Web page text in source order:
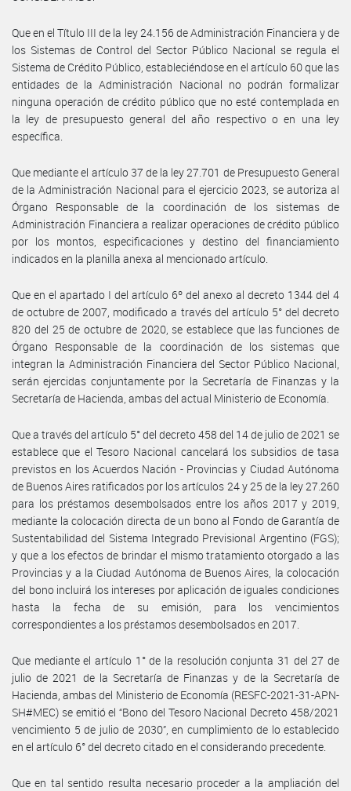
Que en el Título III de la ley 24.156 de Administración Financiera y de
los Sistemas de Control del Sector Público Nacional se regula el
Sistema de Crédito Público, estableciéndose en el artículo 60 que las
entidades de la Administración Nacional no podrán formalizar
ninguna operación de crédito público que no esté contemplada en
la ley de presupuesto general del año respectivo o en una ley
específica.
Que mediante el artículo 37 de la ley 27.701 de Presupuesto General
de la Administración Nacional para el ejercicio 2023, se autoriza al
Órgano Responsable de la coordinación de los sistemas de
Administración Financiera a realizar operaciones de crédito público
por los montos, especificaciones y destino del financiamiento
indicados en la planilla anexa al mencionado artículo.
Que en el apartado I del artículo 6º del anexo al decreto 1344 del 4
de octubre de 2007, modificado a través del artículo 5° del decreto
820 del 25 de octubre de 2020, se establece que las funciones de
Órgano Responsable de la coordinación de los sistemas que
integran la Administración Financiera del Sector Público Nacional,
serán ejercidas conjuntamente por la Secretaría de Finanzas y la
Secretaría de Hacienda, ambas del actual Ministerio de Economía.
Que a través del artículo 5° del decreto 458 del 14 de julio de 2021 se
establece que el Tesoro Nacional cancelará los subsidios de tasa
previstos en los Acuerdos Nación - Provincias y Ciudad Autónoma
de Buenos Aires ratificados por los artículos 24 y 25 de la ley 27.260
para los préstamos desembolsados entre los años 2017 y 2019,
mediante la colocación directa de un bono al Fondo de Garantía de
Sustentabilidad del Sistema Integrado Previsional Argentino (FGS);
y que a los efectos de brindar el mismo tratamiento otorgado a las
Provincias y a la Ciudad Autónoma de Buenos Aires, la colocación
del bono incluirá los intereses por aplicación de iguales condiciones
hasta la fecha de su emisión, para los vencimientos
correspondientes a los préstamos desembolsados en 2017.
Que mediante el artículo 1° de la resolución conjunta 31 del 27 de
julio de 2021 de la Secretaría de Finanzas y de la Secretaría de
Hacienda, ambas del Ministerio de Economía (RESFC-2021-31-APN-
SH#MEC) se emitió el “Bono del Tesoro Nacional Decreto 458/2021
vencimiento 5 de julio de 2030”, en cumplimiento de lo establecido
en el artículo 6° del decreto citado en el considerando precedente.
Que en tal sentido resulta necesario proceder a la ampliación del